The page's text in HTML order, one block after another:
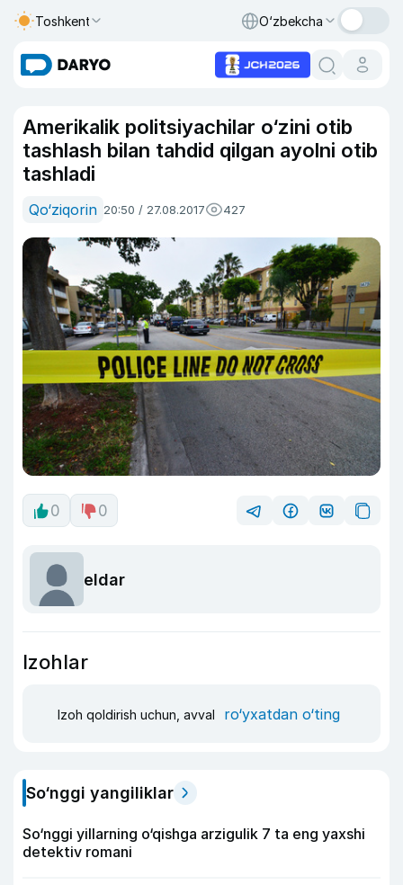
Toshkent O‘zbekcha
Amerikalik politsiyachilar o‘zini otib
tashlash bilan tahdid qilgan ayolni otib
tashladi
Qo‘ziqorin 20:50 / 27.08.2017 427
0 0
eldar
Izohlar
Izoh qoldirish uchun, avval ro‘yxatdan o‘ting
So‘nggi yangiliklar
So‘nggi yillarning o‘qishga arzigulik 7 ta eng yaxshi
detektiv romani